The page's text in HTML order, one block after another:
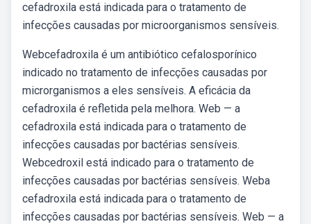
cefadroxila está indicada para o tratamento de
infecções causadas por microorganismos sensíveis.
Webcefadroxila é um antibiótico cefalosporínico
indicado no tratamento de infecções causadas por
microrganismos a eles sensíveis. A eficácia da
cefadroxila é refletida pela melhora. Web — a
cefadroxila está indicada para o tratamento de
infecções causadas por bactérias sensíveis.
Webcedroxil está indicado para o tratamento de
infecções causadas por bactérias sensíveis. Weba
cefadroxila está indicada para o tratamento de
infecções causadas por bactérias sensíveis. Web — a